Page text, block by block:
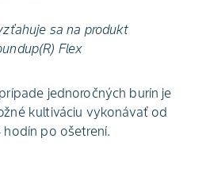
sa na produkt
Flex
jednoročných burín je
kultiváciu vykonávať od
hodín po ošetrení.